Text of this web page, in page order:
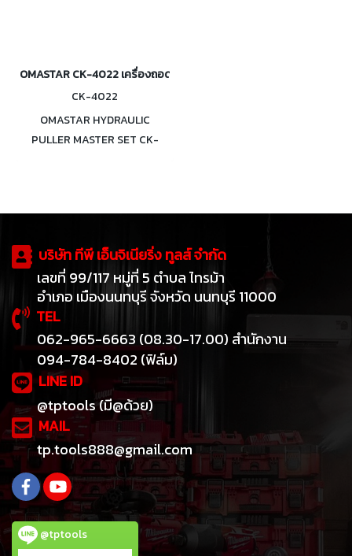
OMASTAR CK-4022 เครื่องถอดลูกปืน เฟือง ไฮดรอลิค 4 ตัน
CK-4022
OMASTAR HYDRAULIC
PULLER MASTER SET CK-
บริษัท ทีพี เอ็นจิเนียริ่ง ทูลส์ จำกัด
เลขที่ 99/117 หมู่ที่ 5 ตำบล ไทรม้า
อำเภอ เมืองนนทบุรี จังหวัด นนทบุรี 11000
TEL
062-965-6663 (08.30-17.00) สำนักงาน
094-784-8402 (ฟิล์ม)
LINE ID
@tptools (มี@ด้วย)
MAIL
tp.tools888@gmail.com
@tptools